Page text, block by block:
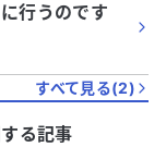
行うのです
すべて見る(2)
る記事